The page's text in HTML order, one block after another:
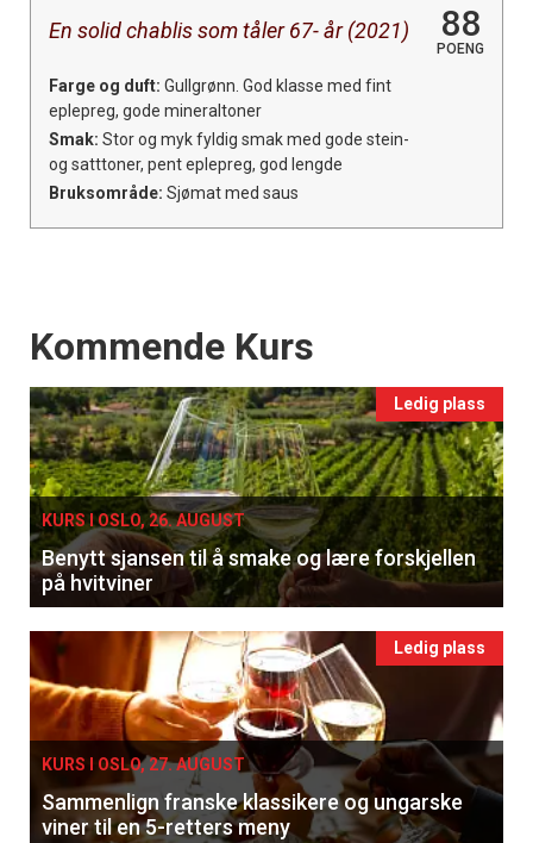
En solid chablis som tåler 67- år (2021) 88
POENG
Farge og duft: Gullgrønn. God klasse med fint
eplepreg, gode mineraltoner
Smak: Stor og myk fyldig smak med gode stein-
og satttoner, pent eplepreg, god lengde
Bruksområde: Sjømat med saus
Events
Kommende Kurs
Ledig plass
KURS I OSLO, 26. AUGUST
Benytt sjansen til å smake og lære forskjellen
på hvitviner
Ledig plass
KURS I OSLO, 27. AUGUST
Sammenlign franske klassikere og ungarske
viner til en 5-retters meny